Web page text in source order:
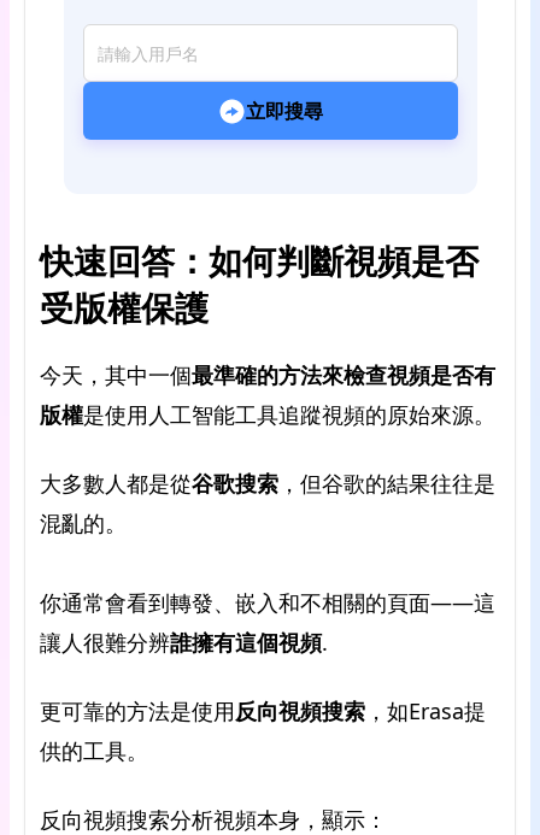
立即搜尋
快速回答：如何判斷視頻是否
受版權保護
今天，其中一個最準確的方法來檢查視頻是否有
版權是使用人工智能工具追蹤視頻的原始來源。
大多數人都是從谷歌搜索 ，但谷歌的結果往往是
混亂的。
你通常會看到轉發、嵌入和不相關的頁面——這
讓人很難分辨誰擁有這個視頻.
更可靠的方法是使用反向視頻搜索 ，如Erasa提
供的工具。
反向視頻搜索分析視頻本身，顯示：